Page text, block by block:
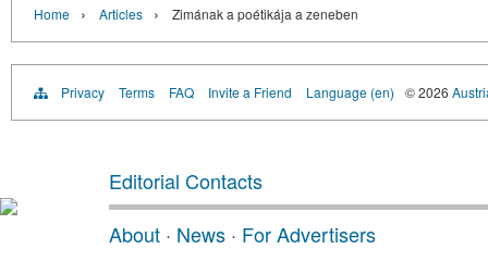
Home › Articles › Zimának a poétikája a zeneben
Privacy Terms FAQ Invite a Friend Language (en) © 2026
Editorial Contacts
About · News · For Advertisers